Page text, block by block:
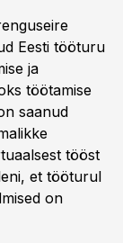
Eesti tööturu
ja
töötamise
saanud
tööst
et tööturul
on